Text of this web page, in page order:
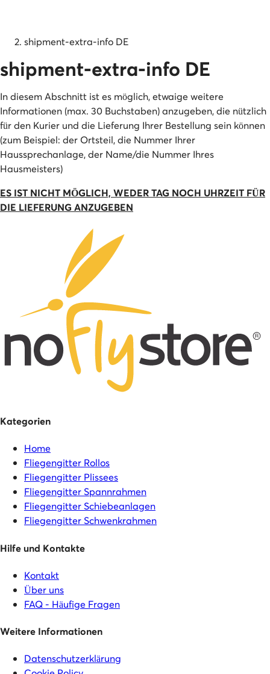
shipment-extra-info DE
shipment-extra-info DE
In diesem Abschnitt ist es möglich, etwaige weitere
Informationen (max. 30 Buchstaben) anzugeben, die nützlich
für den Kurier und die Lieferung Ihrer Bestellung sein können
(zum Beispiel: der Ortsteil, die Nummer Ihrer
Haussprechanlage, der Name/die Nummer Ihres
Hausmeisters)
ES IST NICHT MÖGLICH, WEDER TAG NOCH UHRZEIT FÜR
DIE LIEFERUNG ANZUGEBEN
Kategorien
Home
Fliegengitter Rollos
Fliegengitter Plissees
Fliegengitter Spannrahmen
Fliegengitter Schiebeanlagen
Fliegengitter Schwenkrahmen
Hilfe und Kontakte
Kontakt
Über uns
FAQ - Häufige Fragen
Weitere Informationen
Datenschutzerklärung